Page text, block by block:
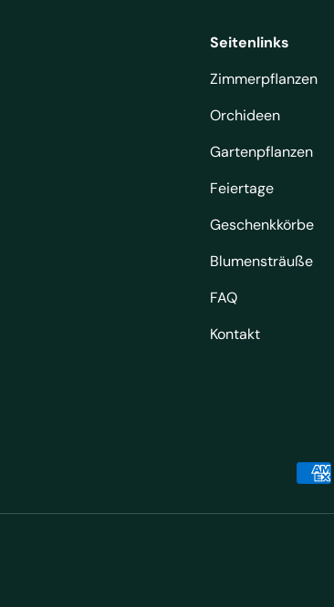
Seitenlinks
Zimmerpflanzen
Orchideen
Gartenpflanzen
Feiertage
Geschenkkörbe
Blumensträuße
FAQ
Kontakt
Zahlungsmethoden